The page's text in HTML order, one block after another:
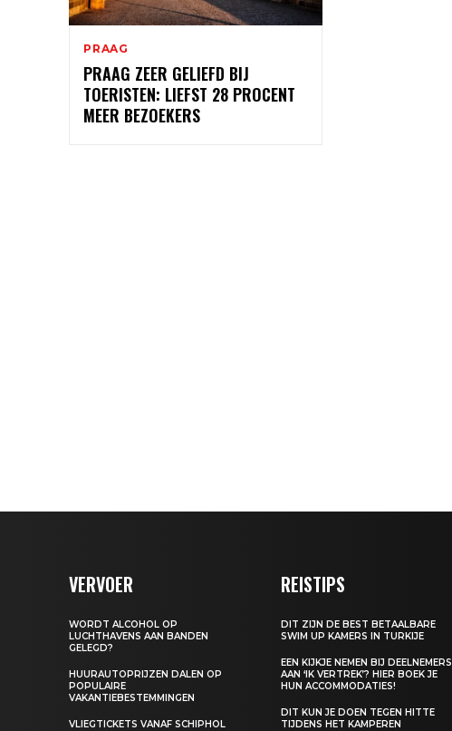
PRAAG
PRAAG ZEER GELIEFD BIJ
TOERISTEN: LIEFST 28 PROCENT
MEER BEZOEKERS
VERVOER
WORDT ALCOHOL OP
LUCHTHAVENS AAN BANDEN
GELEGD?
HUURAUTOPRIJZEN DALEN OP
POPULAIRE
VAKANTIEBESTEMMINGEN
VLIEGTICKETS VANAF SCHIPHOL
REISTIPS
DIT ZIJN DE BEST BETAALBARE
SWIM UP KAMERS IN TURKIJE
EEN KIJKJE NEMEN BIJ DEELNEMERS
AAN ‘IK VERTREK’? HIER BOEK JE
HUN ACCOMMODATIES!
DIT KUN JE DOEN TEGEN HITTE
TIJDENS HET KAMPEREN